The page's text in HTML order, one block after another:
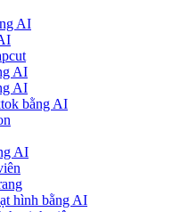
AI
AI
AI
bằng AI
AI
hình bằng AI